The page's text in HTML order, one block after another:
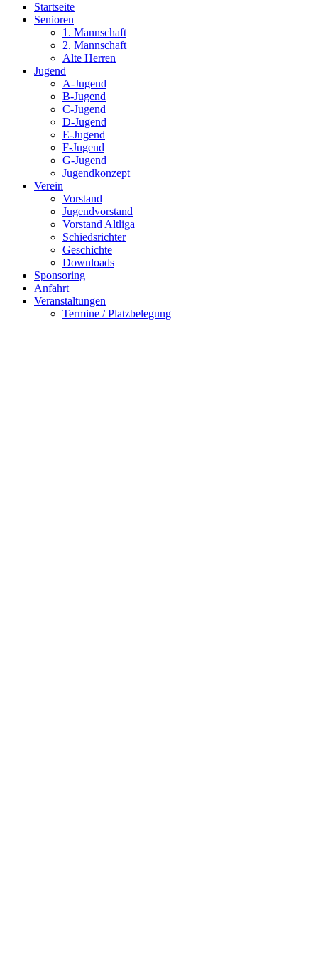
Startseite
Senioren
1. Mannschaft
2. Mannschaft
Alte Herren
Jugend
A-Jugend
B-Jugend
C-Jugend
D-Jugend
E-Jugend
F-Jugend
G-Jugend
Jugendkonzept
Verein
Vorstand
Jugendvorstand
Vorstand Altliga
Schiedsrichter
Geschichte
Downloads
Sponsoring
Anfahrt
Veranstaltungen
Termine / Platzbelegung